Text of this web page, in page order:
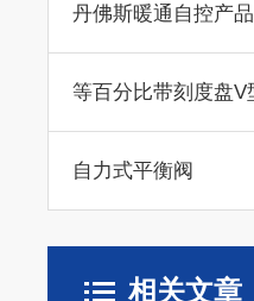
丹佛斯暖通自控产品
自力式平衡阀
相关文章